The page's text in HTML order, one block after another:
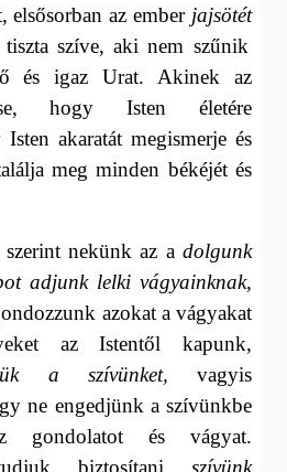
az ember jajsötét
szíve, aki nem szűnik
és igaz Urat. Akinek az
hogy Isten életére
akaratát megismerje és
meg minden békéjét és
nekünk az a dolgunk
adjunk lelki vágyainknak,
azokat a vágyakat
az Istentől kapunk,
a szívünket, vagyis
ne engedjünk a szívünkbe
gondolatot és vágyat.
biztosítani szívünk